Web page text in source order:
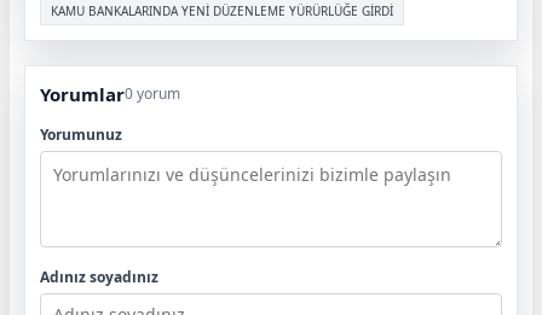
KAMU BANKALARINDA YENİ DÜZENLEME YÜRÜRLÜĞE GİRDİ
Yorumlar0 yorum
Yorumunuz
Adınız soyadınız